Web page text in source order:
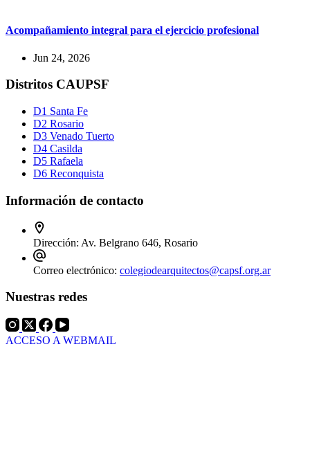
Acompañamiento integral para el ejercicio profesional
Jun 24, 2026
Distritos CAUPSF
D1 Santa Fe
D2 Rosario
D3 Venado Tuerto
D4 Casilda
D5 Rafaela
D6 Reconquista
Información de contacto
Dirección: Av. Belgrano 646, Rosario
Correo electrónico: colegiodearquitectos@capsf.org.ar
Nuestras redes
ACCESO A WEBMAIL